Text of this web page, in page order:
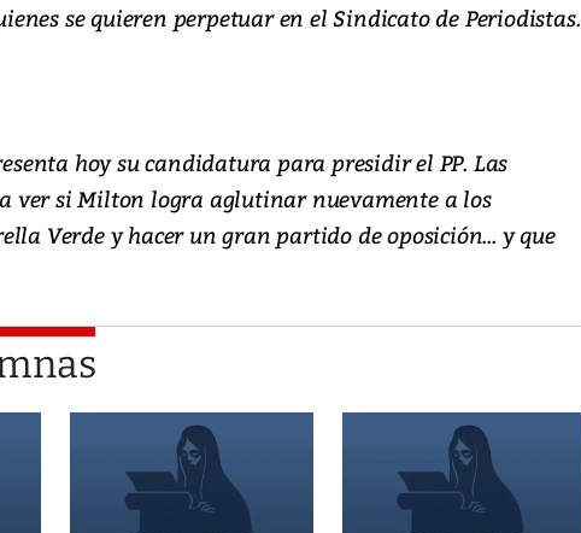
se quieren perpetuar en el Sindicato de Periodistas.
hoy su candidatura para presidir el PP. Las
ver si Milton logra aglutinar nuevamente a los
Verde y hacer un gran partido de oposición... y que